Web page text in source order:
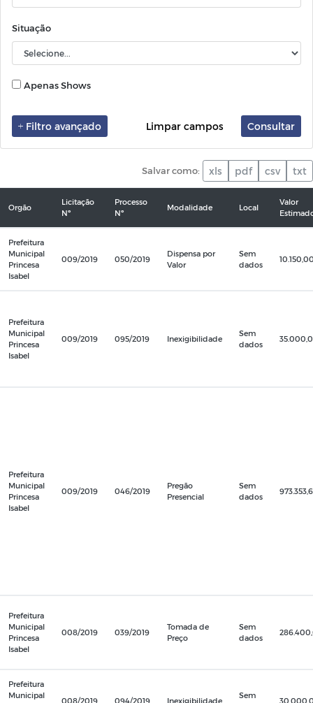
Situação
Apenas Shows
Filtro avançado Consultar
Limpar campos
Salvar como: xls pdf csv txt
Orgão
Licitação
Nº
Processo
Nº
Modalidade Local
Valor
Prefeitura
Municipal
Princesa
Isabel
009/2019 050/2019
Dispensa por
Valor
Sem
dados
Prefeitura
Municipal
Princesa
Isabel
009/2019 095/2019 Inexigibilidade
Sem
dados
Prefeitura
Municipal
Princesa
Isabel
009/2019 046/2019
Pregão
Presencial
Sem
dados
Prefeitura
Municipal
Princesa
Isabel
008/2019 039/2019
Tomada de
Preço
Sem
dados
Prefeitura
Municipal
008/2019 094/2019 Inexigibilidade
Sem